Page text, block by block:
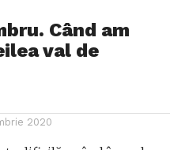
Când am
val de
2020